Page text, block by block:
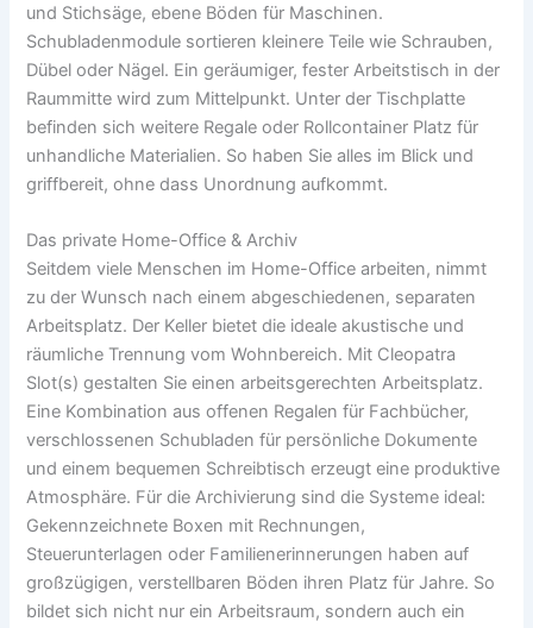
und Stichsäge, ebene Böden für Maschinen.
Schubladenmodule sortieren kleinere Teile wie Schrauben,
Dübel oder Nägel. Ein geräumiger, fester Arbeitstisch in der
Raummitte wird zum Mittelpunkt. Unter der Tischplatte
befinden sich weitere Regale oder Rollcontainer Platz für
unhandliche Materialien. So haben Sie alles im Blick und
griffbereit, ohne dass Unordnung aufkommt.
Das private Home-Office & Archiv
Seitdem viele Menschen im Home-Office arbeiten, nimmt
zu der Wunsch nach einem abgeschiedenen, separaten
Arbeitsplatz. Der Keller bietet die ideale akustische und
räumliche Trennung vom Wohnbereich. Mit Cleopatra
Slot(s) gestalten Sie einen arbeitsgerechten Arbeitsplatz.
Eine Kombination aus offenen Regalen für Fachbücher,
verschlossenen Schubladen für persönliche Dokumente
und einem bequemen Schreibtisch erzeugt eine produktive
Atmosphäre. Für die Archivierung sind die Systeme ideal:
Gekennzeichnete Boxen mit Rechnungen,
Steuerunterlagen oder Familienerinnerungen haben auf
großzügigen, verstellbaren Böden ihren Platz für Jahre. So
bildet sich nicht nur ein Arbeitsraum, sondern auch ein